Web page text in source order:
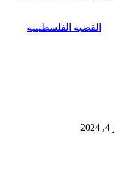
القضية الفلسطينية